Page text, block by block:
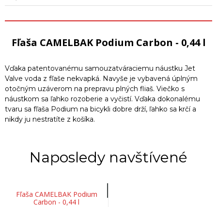
Fľaša CAMELBAK Podium Carbon - 0,44 l
Vďaka patentovanému samouzatváraciemu náustku Jet
Valve voda z fľaše nekvapká. Navyše je vybavená úplným
otočným uzáverom na prepravu plných fliaš. Viečko s
náustkom sa ľahko rozoberie a vyčistí. Vďaka dokonalému
tvaru sa fľaša Podium na bicykli dobre drží, ľahko sa krčí a
nikdy ju nestratíte z košíka.
Naposledy navštívené
Fľaša CAMELBAK Podium
Carbon - 0,44 l